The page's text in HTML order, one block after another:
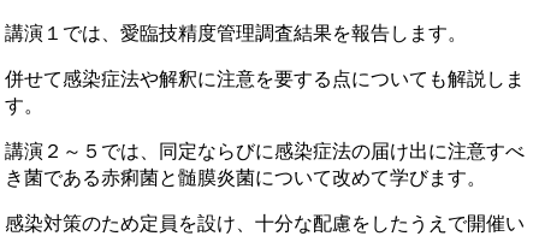
講演１では、愛臨技精度管理調査結果を報告します。
併せて感染症法や解釈に注意を要する点についても解説しま
す。
講演２～５では、同定ならびに感染症法の届け出に注意すべ
き菌である赤痢菌と髄膜炎菌について改めて学びます。
感染対策のため定員を設け、十分な配慮をしたうえで開催い